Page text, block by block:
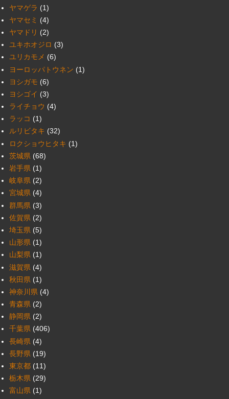
ヤマゲラ (1)
ヤマセミ (4)
ヤマドリ (2)
ユキホオジロ (3)
ユリカモメ (6)
ヨーロッパトウネン (1)
ヨシガモ (6)
ヨシゴイ (3)
ライチョウ (4)
ラッコ (1)
ルリビタキ (32)
ロクショウヒタキ (1)
茨城県 (68)
岩手県 (1)
岐阜県 (2)
宮城県 (4)
群馬県 (3)
佐賀県 (2)
埼玉県 (5)
山形県 (1)
山梨県 (1)
滋賀県 (4)
秋田県 (1)
神奈川県 (4)
青森県 (2)
静岡県 (2)
千葉県 (406)
長崎県 (4)
長野県 (19)
東京都 (11)
栃木県 (29)
富山県 (1)